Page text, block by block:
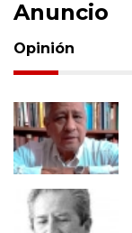
Anuncio
Opinión